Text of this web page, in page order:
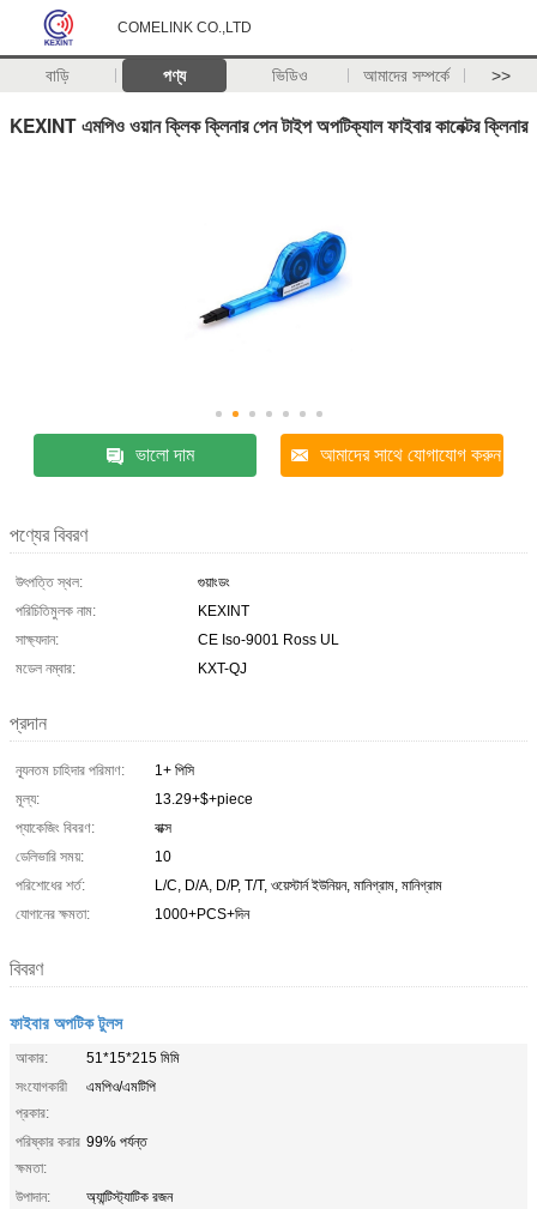
COMELINK CO.,LTD
বাড়ি পণ্য ভিডিও আমাদের সম্পর্কে >>
KEXINT এমপিও ওয়ান ক্লিক ক্লিনার পেন টাইপ অপটিক্যাল ফাইবার কানেক্টর ক্লিনার
ভালো দাম আমাদের সাথে যোগাযোগ করুন
পণ্যের বিবরণ
উৎপত্তি স্থল:
গুয়াংডং
পরিচিতিমুলক নাম:
KEXINT
সাক্ষ্যদান:
CE Iso-9001 Ross UL
মডেল নম্বার:
KXT-QJ
প্রদান
ন্যূনতম চাহিদার পরিমাণ:
1+ পিসি
মূল্য:
13.29+$+piece
প্যাকেজিং বিবরণ:
বাক্স
ডেলিভারি সময়:
10
পরিশোধের শর্ত:
L/C, D/A, D/P, T/T, ওয়েস্টার্ন ইউনিয়ন, মানিগ্রাম, মানিগ্রাম
যোগানের ক্ষমতা:
1000+PCS+দিন
বিবরণ
ফাইবার অপটিক টুলস
আকার:
51*15*215 মিমি
সংযোগকারী
প্রকার:
এমপিও/এমটিপি
পরিষ্কার করার
ক্ষমতা:
99% পর্যন্ত
উপাদান:
অ্যান্টিস্ট্যাটিক রজন